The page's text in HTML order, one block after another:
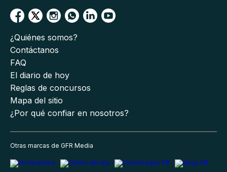
¿Quiénes somos?
Contáctanos
FAQ
El diario de hoy
Reglas de concursos
Mapa del sitio
¿Por qué confiar en nosotros?
Otras marcas de GFR Media